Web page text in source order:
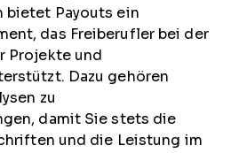
bietet Payouts ein
das Freiberufler bei der
Projekte und
Dazu gehören
zu
damit Sie stets die
und die Leistung im